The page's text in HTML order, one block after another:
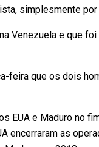
simplesmente
Venezuela e que
feira que os dois
EUA e Maduro no
encerraram as